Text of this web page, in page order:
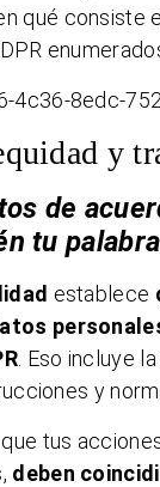
qué consiste
4c36-8edc-
y
de
tu
establece
. Eso incluye
y
tus
deben